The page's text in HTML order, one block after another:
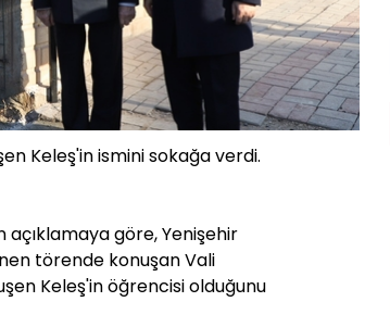
Keleş'in ismini sokağa verdi.
açıklamaya göre, Yenişehir
törende konuşan Vali
Keleş'in öğrencisi olduğunu